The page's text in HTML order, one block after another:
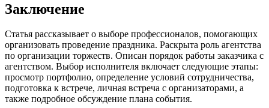
Заключение
Статья рассказывает о выборе профессионалов, помогающих
организовать проведение праздника. Раскрыта роль агентства
по организации торжеств. Описан порядок работы заказчика с
агентством. Выбор исполнителя включает следующие этапы:
просмотр портфолио, определение условий сотрудничества,
подготовка к встрече, личная встреча с организаторами, а
также подробное обсуждение плана события.